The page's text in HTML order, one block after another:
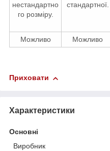
нестандартно
го розміру.
стандартної.
Можливо
Можливо
Приховати
Характеристики
Основні
Виробник